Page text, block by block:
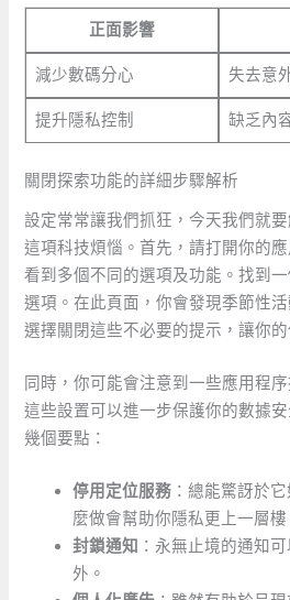
正面影響
減少數碼分心 失去意
提升隱私控制 缺乏內
關閉探索功能的詳細步驟解析
設定常常讓我們抓狂，今天我們就
這項科技煩惱。首先，請打開你的
看到多個不同的選項及功能。找到一
選項。在此頁面，你會發現季節性
選擇關閉這些不必要的提示，讓你
同時，你可能會注意到一些應用程
這些設置可以進一步保護你的數據
幾個要點：
停用定位服務 ：總能驚訝於
麼做會幫助你隱私更上一層樓
封鎖通知 ：永無止境的通知
外。